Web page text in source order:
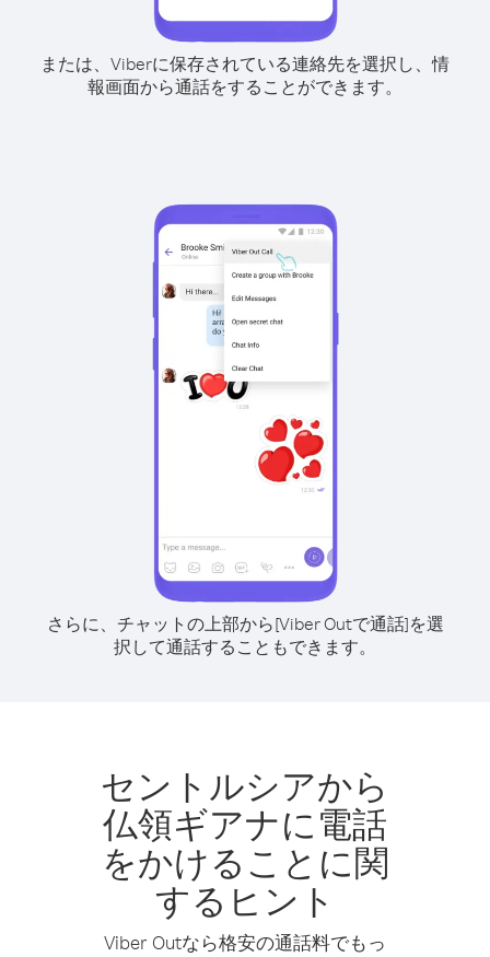
または、Viberに保存されている連絡先を選択し、情
報画面から通話をすることができます。
さらに、チャットの上部から[Viber Outで通話]を選
択して通話することもできます。
セントルシアから
仏領ギアナに電話
をかけることに関
するヒント
Viber Outなら格安の通話料でもっ